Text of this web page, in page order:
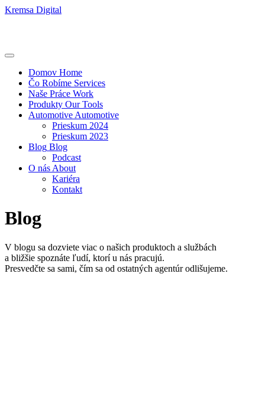
Kremsa Digital
Domov Home
Čo Robíme Services
Naše Práce Work
Produkty Our Tools
Automotive Automotive
Prieskum 2024
Prieskum 2023
Blog Blog
Podcast
O nás About
Kariéra
Kontakt
Blog
V blogu sa dozviete viac o našich produktoch a službách
a bližšie spoznáte ľudí, ktorí u nás pracujú.
Presvedčte sa sami, čím sa od ostatných agentúr odlišujeme.